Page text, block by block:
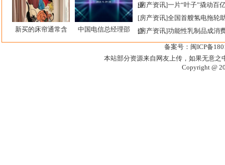
新买的床帘通常含 中国电信总经理邵
业
[房产资讯]一片“叶子”撬动百
[房产资讯]全国首艘氢电拖轮
企
[房产资讯]功能性乳制品成消
备案号：闽ICP备
本站部分资源来自网友上传，如果无意
Copyright @